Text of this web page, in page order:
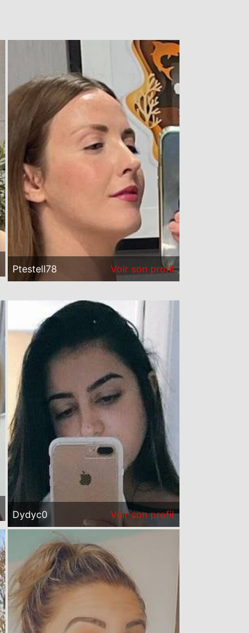
Ptestell78 Voir son profil
Dydyc0 Voir son profil